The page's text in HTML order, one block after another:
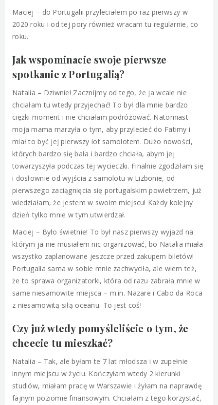
Maciej – do Portugalii przyleciałem po raz pierwszy w
2020 roku i od tej pory również wracam tu regularnie, co
roku.
Jak wspominacie swoje pierwsze
spotkanie z Portugalią?
Natalia – Dziwnie! Zacznijmy od tego, że ja wcale nie
chciałam tu wtedy przyjechać! To był dla mnie bardzo
ciężki moment i nie chciałam podróżować. Natomiast
moja mama marzyła o tym, aby przylecieć do Fatimy i
miał to być jej pierwszy lot samolotem. Dużo nowości,
których bardzo się bała i bardzo chciała, abym jej
towarzyszyła podczas tej wycieczki. Finalnie zgodziłam się
i dosłownie od wyjścia z samolotu w Lizbonie, od
pierwszego zaciągnięcia się portugalskim powietrzem, już
wiedziałam, że jestem w swoim miejscu! Każdy kolejny
dzień tylko mnie w tym utwierdzał.
Maciej – Było świetnie! To był nasz pierwszy wyjazd na
którym ja nie musiałem nic organizować, bo Natalia miała
wszystko zaplanowane jeszcze przed zakupem biletów!
Portugalia sama w sobie mnie zachwyciła, ale wiem też,
że to sprawa organizatorki, która od razu zabrała mnie w
same niesamowite miejsca – m.in. Nazare i Cabo da Roca
z niesamowitą siłą oceanu. To jest coś!
Czy już wtedy pomyśleliście o tym, że
chcecie tu mieszkać?
Natalia – Tak, ale byłam te 7 lat młodsza i w zupełnie
innym miejscu w życiu. Kończyłam wtedy 2 kierunki
studiów, miałam pracę w Warszawie i żyłam na naprawdę
fajnym poziomie finansowym. Chciałam z tego korzystać,